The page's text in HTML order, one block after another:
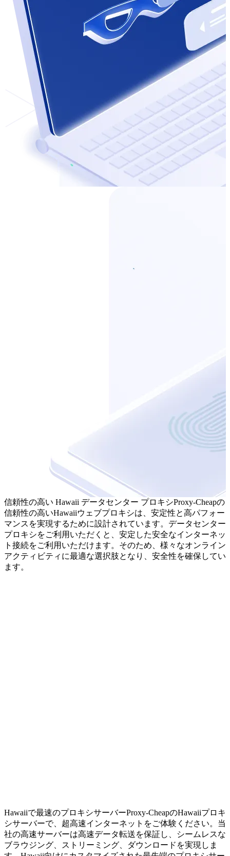
信頼性の高い Hawaii データセンター プロキシProxy-Cheapの
信頼性の高いHawaiiウェブプロキシは、安定性と高パフォー
マンスを実現するために設計されています。データセンター
プロキシをご利用いただくと、安定した安全なインターネッ
ト接続をご利用いただけます。そのため、様々なオンライン
アクティビティに最適な選択肢となり、安全性を確保してい
ます。
Hawaiiで最速のプロキシサーバーProxy-CheapのHawaiiプロキ
シサーバーで、超高速インターネットをご体験ください。当
社の高速サーバーは高速データ転送を保証し、シームレスな
ブラウジング、ストリーミング、ダウンロードを実現しま